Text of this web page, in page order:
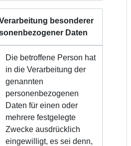
besonderer
Daten
Die betroffene Person hat
in die Verarbeitung der
genannten
personenbezogenen
Daten für einen oder
mehrere festgelegte
Zwecke ausdrücklich
eingewilligt, es sei denn,